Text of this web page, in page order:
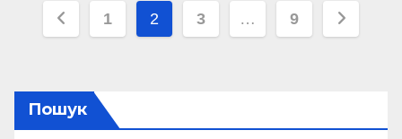
Пагінація
1 2 3 … 9
Пошук